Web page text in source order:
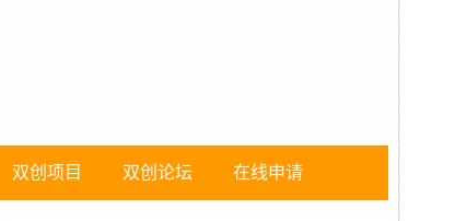
双创项目 双创论坛 在线申请